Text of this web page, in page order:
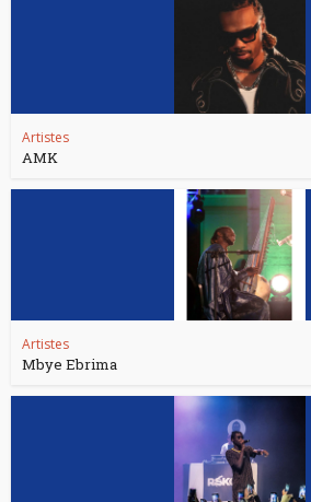
Artistes
AMK
Artistes
Mbye Ebrima